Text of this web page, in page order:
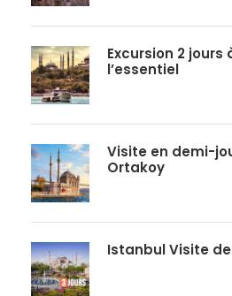
Excursion 2 jours
l’essentiel
Visite en demi-
Ortakoy
Istanbul Visite